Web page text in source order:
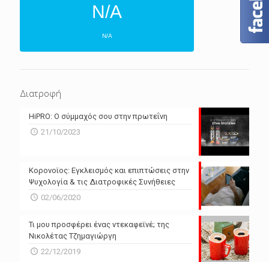
N/A
N/A
N/A
Powered by Forecast.io
Διατροφή
HiPRO: Ο σύμμαχός σου στην πρωτεΐνη
21/10/2023
Κορονοϊος: Εγκλεισμός και επιπτώσεις στην
Ψυχολογία & τις Διατροφικές Συνήθειες
02/06/2020
Τι μου προσφέρει ένας ντεκαφεϊνέ; της
Νικολέτας Τζημαγιώργη
22/12/2019